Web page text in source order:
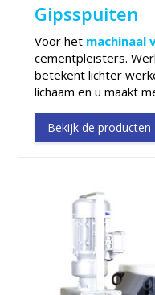
Gipsspuiten
Voor het machinaal
cementpleisters.
betekent lichter
lichaam en u maakt
Bekijk de producten